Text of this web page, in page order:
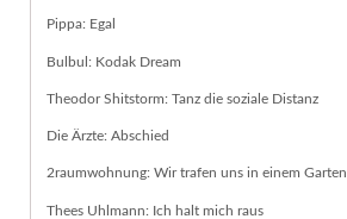
Pippa: Egal
Bulbul: Kodak Dream
Theodor Shitstorm: Tanz die soziale Distanz
Die Ärzte: Abschied
2raumwohnung: Wir trafen uns in einem Garten
Thees Uhlmann: Ich halt mich raus